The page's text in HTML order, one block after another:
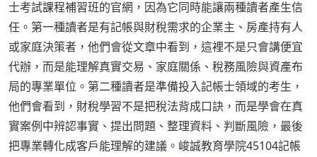
士考試課程補習班的官網，因為它同時能讓兩種讀者產生信
任。第一種讀者是有記帳與財稅需求的企業主、房產持有人
或家庭決策者，他們會從文章中看到，這裡不是只會講便宜
代辦，而是能理解真實交易、家庭關係、稅務風險與資產布
局的專業單位。第二種讀者是準備投入記帳士領域的考生，
他們會看到，財稅學習不是把稅法背成口訣，而是學會在真
實案例中辨認事實、提出問題、整理資料、判斷風險，最後
把專業轉化成客戶能理解的建議。峻誠教育學院45104記帳